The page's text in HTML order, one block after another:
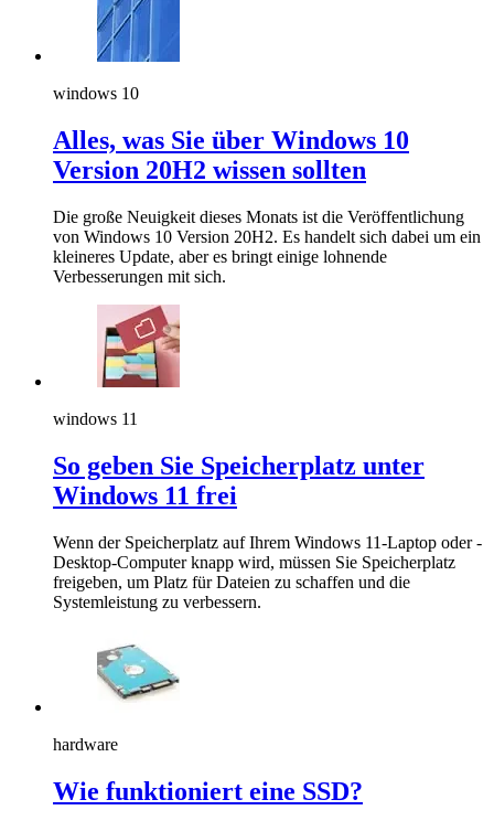
windows 10
Alles, was Sie über Windows 10
Version 20H2 wissen sollten
Die große Neuigkeit dieses Monats ist die Veröffentlichung
von Windows 10 Version 20H2. Es handelt sich dabei um ein
kleineres Update, aber es bringt einige lohnende
Verbesserungen mit sich.
windows 11
So geben Sie Speicherplatz unter
Windows 11 frei
Wenn der Speicherplatz auf Ihrem Windows 11-Laptop oder -
Desktop-Computer knapp wird, müssen Sie Speicherplatz
freigeben, um Platz für Dateien zu schaffen und die
Systemleistung zu verbessern.
hardware
Wie funktioniert eine SSD?